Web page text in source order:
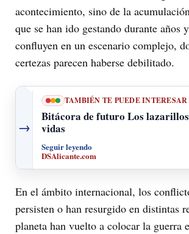
acontecimiento, sino de la
que se han ido gestando durante años
confluyen en un escenario complejo,
certezas parecen haberse debilitado.
→
TAMBIÉN TE PUEDE INTERESAR
Bitácora de futuro Los
vidas
Seguir leyendo
DSAlicante.com
En el ámbito internacional, los
persisten o han resurgido en distintas
planeta han vuelto a colocar la guerra